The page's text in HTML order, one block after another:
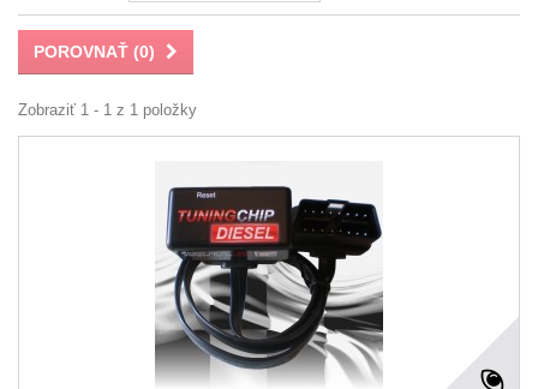
POROVNAŤ (0)
Zobraziť 1 - 1 z 1 položky